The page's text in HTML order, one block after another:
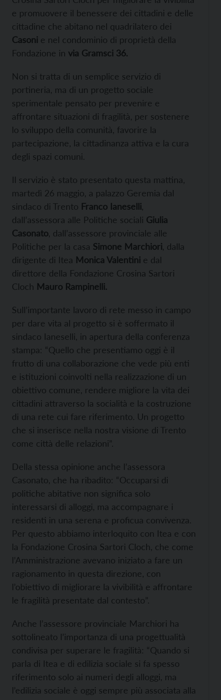
e promuovere il benessere dei cittadini e delle
cittadine che abitano nel quadrilatero dei
Casoni e nel condominio di proprietà della
Fondazione in via Gramsci 36.
Non si tratta di un semplice servizio di
portineria, ma di un progetto sociale
sperimentale pensato per prevenire e
affrontare situazioni di fragilità, per sostenere
lo sviluppo della comunità, favorire la
partecipazione, la cittadinanza attiva e la cura
degli spazi comuni.
Il servizio è stato presentato questa mattina,
martedì 26 maggio, a palazzo Geremia dal
sindaco di Trento Franco Ianeselli
dall’assessora alle Politiche sociali Giulia
Casonato , dall’assessore provinciale alle
Politiche per la casa Simone Marchiori , dalla
dirigente di Itea Monica Valentini e dal
direttore della Fondazione Crosina Sartori
Cloch Mauro Rampinelli.
Sull’importante lavoro di rete messo in campo
per dare vita al progetto si è soffermato il
sindaco Ianeselli, in apertura della conferenza
stampa: “Quello che presentiamo oggi è il
frutto di una collaborazione che vede più enti
e istituzioni coinvolti nella realizzazione di un
obiettivo comune, rendere migliore la vita dei
cittadini attraverso la socialità e la costruzione
di una rete cui fare riferimento. Un progetto
che si inserisce nella nostra visione di Trento
come città delle relazioni”.
Della stessa opinione anche l’assessora
Casonato, che ha ribadito: “Occuparsi di
politiche abitative non significa solo
interessarsi di alloggi, ma accompagnare i
residenti in una serena e proficua convivenza.
Per questo abbiamo interloquito con Itea e con
la Fondazione Crosina Sartori Cloch, che come
l’Amministrazione avevano iniziato a fare un
ragionamento in questa direzione, con
l’obiettivo di migliorare la vivibilità e affrontare
le fragilità presentate dal contesto”.
Anche l’assessore provinciale Marchiori ha
sottolineato l’importanza di una progettualità
condivisa per superare le fragilità: “Quando si
parla di Itea e di edilizia sociale si fa spesso
riferimento solo ai numeri degli alloggi, ma
l’edilizia sociale è oggi sempre più associata alla